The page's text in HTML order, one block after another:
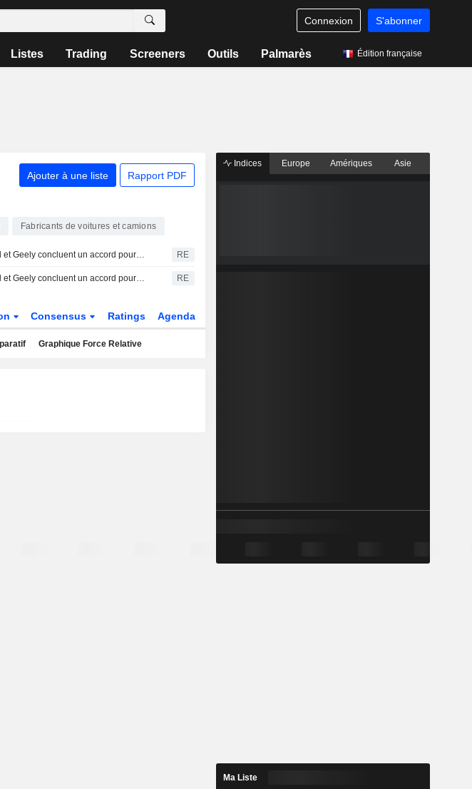
Connexion S'abonner
Listes Trading Screeners Outils Palmarès Édition française
Ajouter à une liste Rapport PDF
Fabricants de voitures et camions
Ford et Geely concluent un accord pour la production de véhicules électriques dans une usine espagnole, selon la presse RE
Ford et Geely concluent un accord pour la production de véhicules électriques dans l'usine espagnole, selon ABC RE
Consensus Ratings Agenda
Graphique Force Relative
Indices Europe Amériques Asie
Ma Liste